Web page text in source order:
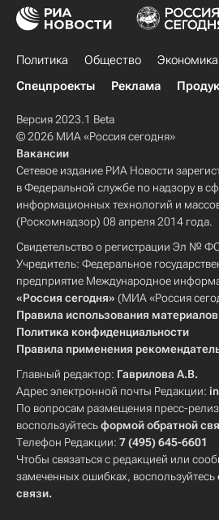
Политика Общество Экономика
Спецпроекты
Реклама
Версия 2023.1 Beta
© 2026 МИА «Россия сегодня»
Вакансии
Сетевое издание РИА Новости
в Федеральной службе по надзору в
информационных технологий и
(Роскомнадзор) 08 апреля 2014 года.
Свидетельство о регистрации Эл №
Учредитель: Федеральное
предприятие Международное
«Россия сегодня» (МИА «Россия
Правила использования материалов
Политика конфиденциальности
Правила применения
Главный редактор: Гаврилова А.В.
Адрес электронной почты Редакции:
По вопросам размещения пресс-
воспользуйтесьформой обратной
Телефон Редакции: 7 (495) 645-6601
Чтобы связаться с редакцией или
замеченных ошибках, воспользуйтесь
связи.